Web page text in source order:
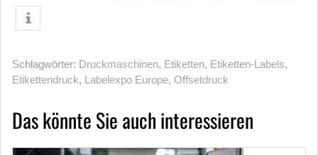
Schlagwörter: Druckmaschinen, Etiketten, Etiketten-Labels,
Etikettendruck, Labelexpo Europe, Offsetdruck
Das könnte Sie auch interessieren